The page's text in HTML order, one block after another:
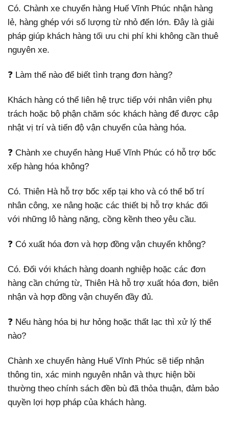
Có. Chành xe chuyển hàng Huế Vĩnh Phúc nhận hàng
lẻ, hàng ghép với số lượng từ nhỏ đến lớn. Đây là giải
pháp giúp khách hàng tối ưu chi phí khi không cần thuê
nguyên xe.
❓ Làm thế nào để biết tình trạng đơn hàng?
Khách hàng có thể liên hệ trực tiếp với nhân viên phụ
trách hoặc bộ phận chăm sóc khách hàng để được cập
nhật vị trí và tiến độ vận chuyển của hàng hóa.
❓ Chành xe chuyển hàng Huế Vĩnh Phúc có hỗ trợ bốc
xếp hàng hóa không?
Có. Thiên Hà hỗ trợ bốc xếp tại kho và có thể bố trí
nhân công, xe nâng hoặc các thiết bị hỗ trợ khác đối
với những lô hàng nặng, cồng kềnh theo yêu cầu.
❓ Có xuất hóa đơn và hợp đồng vận chuyển không?
Có. Đối với khách hàng doanh nghiệp hoặc các đơn
hàng cần chứng từ, Thiên Hà hỗ trợ xuất hóa đơn, biên
nhận và hợp đồng vận chuyển đầy đủ.
❓ Nếu hàng hóa bị hư hỏng hoặc thất lạc thì xử lý thế
nào?
Chành xe chuyển hàng Huế Vĩnh Phúc sẽ tiếp nhận
thông tin, xác minh nguyên nhân và thực hiện bồi
thường theo chính sách đền bù đã thỏa thuận, đảm bảo
quyền lợi hợp pháp của khách hàng.